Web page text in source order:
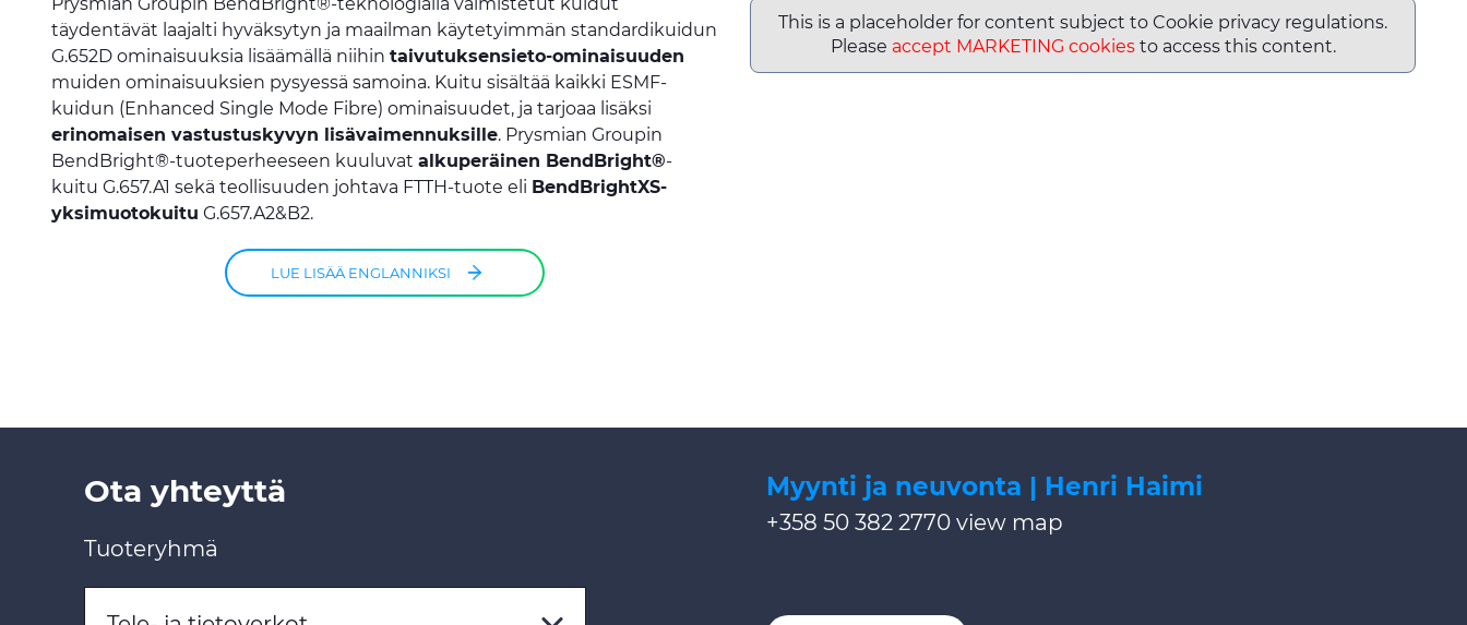
This is a placeholder for content subject to Cookie privacy regulations.
Please accept MARKETING cookiesto access this content.
täydentävät laajalti hyväksytyn ja maailman käytetyimmän standardikuidun
G.652D ominaisuuksia lisäämällä niihin taivutuksensieto-ominaisuuden
muiden ominaisuuksien pysyessä samoina. Kuitu sisältää kaikki ESMF-
kuidun (Enhanced Single Mode Fibre) ominaisuudet, ja tarjoaa lisäksi
erinomaisen vastustuskyvyn lisävaimennuksille. Prysmian Groupin
BendBright®-tuoteperheeseen kuuluvat alkuperäinen BendBright®-
kuitu G.657.A1 sekä teollisuuden johtava FTTH-tuote eli BendBrightXS-
yksimuotokuitu G.657.A2&B2.
LUE LISÄÄ ENGLANNIKSI
Ota yhteyttä
Tuoteryhmä
Myynti ja neuvonta | Henri Haimi
+358 50 382 2770 view map